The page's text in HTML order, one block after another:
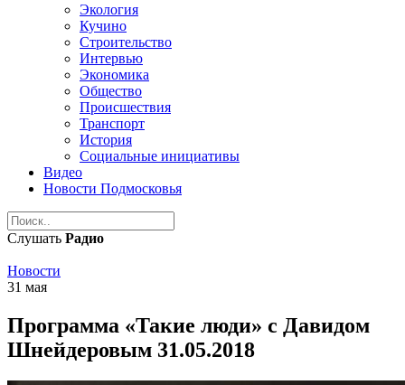
Экология
Кучино
Строительство
Интервью
Экономика
Общество
Происшествия
Транспорт
История
Социальные инициативы
Видео
Новости Подмосковья
Слушать Радио
Новости
31 мая
Программа «Такие люди» с Давидом
Шнейдеровым 31.05.2018